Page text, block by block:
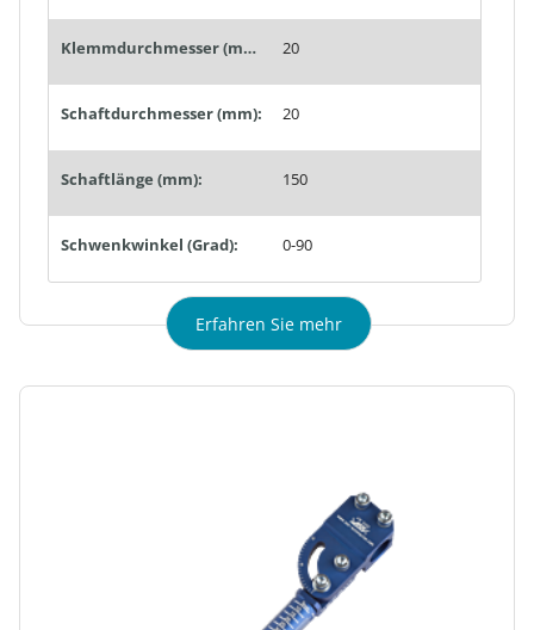
Klemmdurchmesser (mm): 20
Schaftdurchmesser (mm): 20
Schaftlänge (mm): 150
Schwenkwinkel (Grad): 0-90
Erfahren Sie mehr